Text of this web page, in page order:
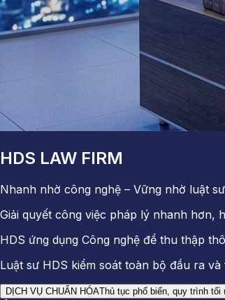
HDS LAW FIRM
Nhanh nhờ công nghệ – Vững nhờ luật sư
Giải quyết công việc pháp lý nhanh hơn,
HDS ứng dụng Công nghệ để thu thập
Luật sư HDS kiểm soát toàn bộ đầu ra
DỊCH VỤ CHUẨN HÓAThủ tục phổ biến, quy trình tối